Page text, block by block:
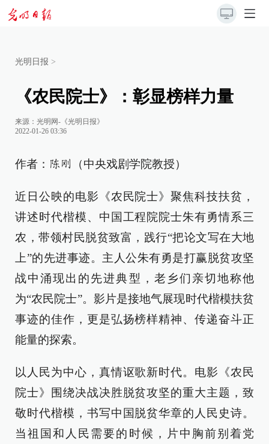
光明日报 >
《农民院士》：彰显榜样力量
来源： 光明网-《光明日报》
2022-01-26 03:36
作者： 陈刚 （中央戏剧学院教授）
近日公映的电影《农民院士》聚焦科技扶贫，
讲述时代楷模、中国工程院院士朱有勇情系三
农，带领村民脱贫致富，践行“把论文写在大地
上”的先进事迹。主人公朱有勇是打赢脱贫攻坚
战中涌现出的先进典型，老乡们亲切地称他
为“农民院士”。影片是接地气展现时代楷模扶贫
事迹的佳作，更是弘扬榜样精神、传递奋斗正
能量的探索。
以人民为中心，真情讴歌新时代。电影《农民
院士》围绕决战决胜脱贫攻坚的重大主题，致
敬时代楷模，书写中国脱贫华章的人民史诗。
当祖国和人民需要的时候，片中胸前别着党